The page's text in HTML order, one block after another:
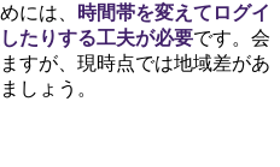
には、
時間帯を変えてログイ
たりする工夫が必要です。会
すが、現時点では地域差があ
しょう。